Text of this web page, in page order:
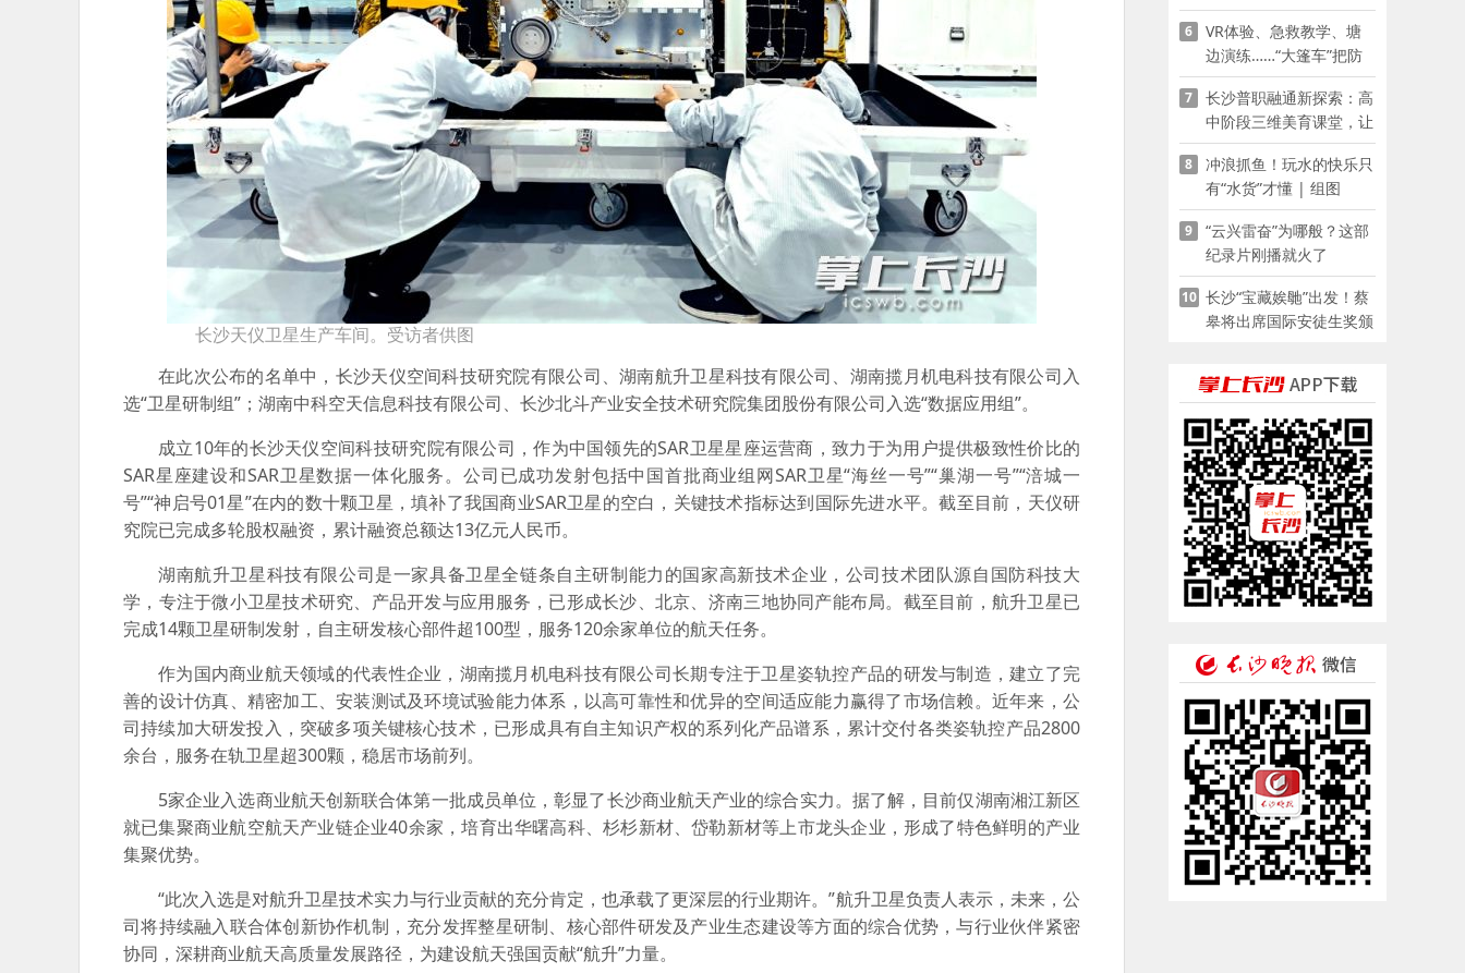
长沙天仪卫星生产车间。受访者供图
在此次公布的名单中，长沙天仪空间科技研究院有限公司、湖南航升卫星科技有限公司、湖南揽月机电科技有限公司入
选“卫星研制组”；湖南中科空天信息科技有限公司、长沙北斗产业安全技术研究院集团股份有限公司入选“数据应用组”。
成立10年的长沙天仪空间科技研究院有限公司，作为中国领先的SAR卫星星座运营商，致力于为用户提供极致性价比的
SAR星座建设和SAR卫星数据一体化服务。公司已成功发射包括中国首批商业组网SAR卫星“海丝一号”“巢湖一号”“涪城一
号”“神启号01星”在内的数十颗卫星，填补了我国商业SAR卫星的空白，关键技术指标达到国际先进水平。截至目前，天仪研
究院已完成多轮股权融资，累计融资总额达13亿元人民币。
湖南航升卫星科技有限公司是一家具备卫星全链条自主研制能力的国家高新技术企业，公司技术团队源自国防科技大
学，专注于微小卫星技术研究、产品开发与应用服务，已形成长沙、北京、济南三地协同产能布局。截至目前，航升卫星已
完成14颗卫星研制发射，自主研发核心部件超100型，服务120余家单位的航天任务。
作为国内商业航天领域的代表性企业，湖南揽月机电科技有限公司长期专注于卫星姿轨控产品的研发与制造，建立了完
善的设计仿真、精密加工、安装测试及环境试验能力体系，以高可靠性和优异的空间适应能力赢得了市场信赖。近年来，公
司持续加大研发投入，突破多项关键核心技术，已形成具有自主知识产权的系列化产品谱系，累计交付各类姿轨控产品2800
余台，服务在轨卫星超300颗，稳居市场前列。
5家企业入选商业航天创新联合体第一批成员单位，彰显了长沙商业航天产业的综合实力。据了解，目前仅湖南湘江新区
就已集聚商业航空航天产业链企业40余家，培育出华曙高科、杉杉新材、岱勒新材等上市龙头企业，形成了特色鲜明的产业
集聚优势。
“此次入选是对航升卫星技术实力与行业贡献的充分肯定，也承载了更深层的行业期许。”航升卫星负责人表示，未来，公
司将持续融入联合体创新协作机制，充分发挥整星研制、核心部件研发及产业生态建设等方面的综合优势，与行业伙伴紧密
协同，深耕商业航天高质量发展路径，为建设航天强国贡献“航升”力量。
沙 “才”够硬核
6
VR体验、急救教学、塘
边演练……“大篷车”把防
溺水课堂搬到乡村青少年
家门口
7
长沙普职融通新探索：高
中阶段三维美育课堂，让
少年向美而生
8
冲浪抓鱼！玩水的快乐只
有“水货”才懂 | 组图
9
“云兴雷奋”为哪般？这部
纪录片刚播就火了
10 长沙“宝藏娭毑”出发！蔡
皋将出席国际安徒生奖颁